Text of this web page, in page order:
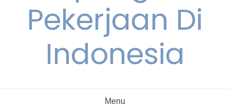
Pekerjaan Di
Indonesia
Menu